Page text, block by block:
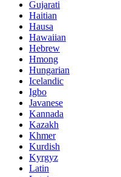
Gujarati
Haitian
Hausa
Hawaiian
Hebrew
Hmong
Hungarian
Icelandic
Igbo
Javanese
Kannada
Kazakh
Khmer
Kurdish
Kyrgyz
Latin